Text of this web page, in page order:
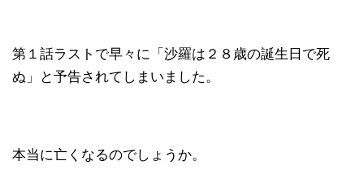
第１話ラストで早々に「沙羅は２８歳の誕生日で死
ぬ」と予告されてしまいました。
本当に亡くなるのでしょうか。